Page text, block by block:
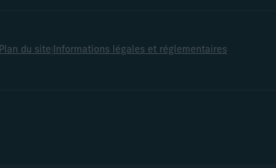
Plan du site Informations légales et réglementaires